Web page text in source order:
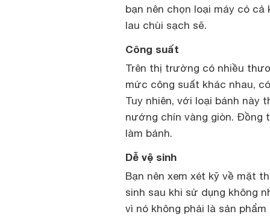
bạn nên chọn loại máy có
lau chùi sạch sẽ.
Công suất
Trên thị trường có nhiều
mức công suất khác nhau,
Tuy nhiên, với loại bánh này
nướng chín vàng giòn.
làm bánh.
Dễ vệ sinh
Bạn nên xem xét kỹ về mặt
sinh sau khi sử dụng không
vì nó không phải là sản